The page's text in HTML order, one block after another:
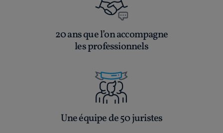
20 ans que l’on accompagne
les professionnels
Une équipe de 50 juristes